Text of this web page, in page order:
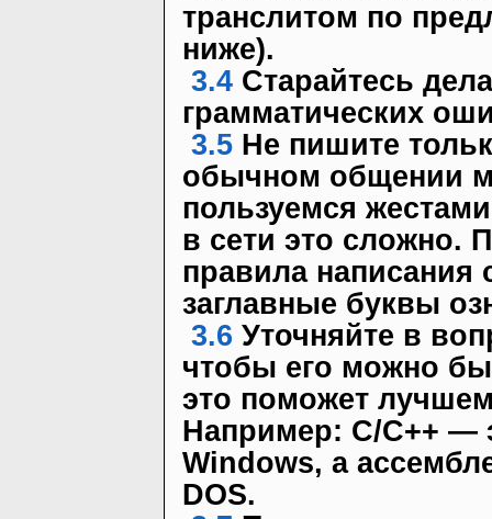
транслитом по
ниже).
3.4 Старайтесь
грамматических
3.5 Не пишите
обычном общении
пользуемся
в сети это сложно.
правила
заглавные буквы
3.6 Уточняйте в
чтобы его можно
это поможет
Например: С/С++ —
Windows, а
DOS.